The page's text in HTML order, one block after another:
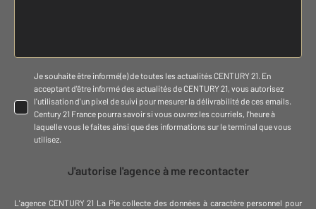
Je souhaite être informé(e) de toutes les actualités CENTURY 21. En
acceptant d'être informé des actualités de CENTURY 21, vous autorisez
l'utilisation d'un pixel de suivi pour mesurer la délivrabilité de ces emails.
Century 21 France pourra savoir si vous ouvrez les courriels, l'heure à
laquelle vous le faites ainsi que des informations sur le terminal que vous
utilisez.
J'autorise l'agence à me recontacter
L'agence CENTURY 21 La Pie collecte des données à caractère personnel pour